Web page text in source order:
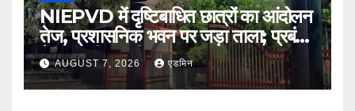
NIEPVD में दृष्टिबाधित छात्रों का आंदोलन
तेज, प्रशासनिक भवन पर जड़ा ताला; प्रबंधन
ने शुरू की बातचीत
AUGUST 7, 2026 एडमिन